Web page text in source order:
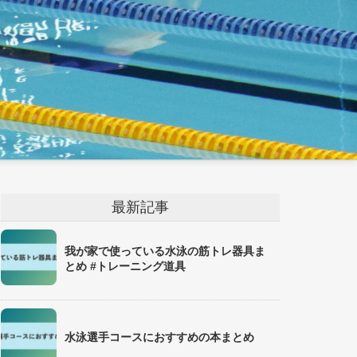
最新記事
我が家で使っている水泳の筋トレ器具ま
とめ #トレーニング道具
水泳選手コースにおすすめの本まとめ